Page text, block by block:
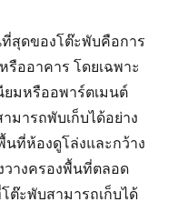
สุดของโต๊ะพับคือการ
ออาคาร โดยเฉพาะ
มหรืออพาร์ตเมนต์
ามารถพับเก็บได้อย่าง
นที่ห้องดูโล่งและกว้าง
วางครองพื้นที่ตลอด
ต๊ะพับสามารถเก็บได้